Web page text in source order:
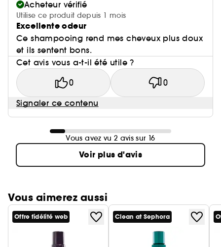
Acheteur vérifié
Utilise ce produit depuis 1 mois
Excellente odeur
Ce shampooing rend mes cheveux plus doux
et ils sentent bons.
Cet avis vous a-t-il été utile ?
0 0
Signaler ce contenu
Vous avez vu 2 avis sur 16
Voir plus d'avis
Vous aimerez aussi
Offre fidélité web Clean at Sephora